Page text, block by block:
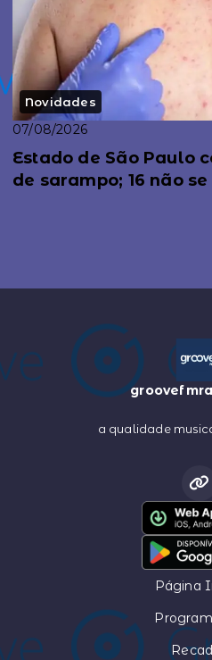
Novidades
07/08/2026
Estado de São Paulo
de sarampo; 16 não
a qualidade
Página